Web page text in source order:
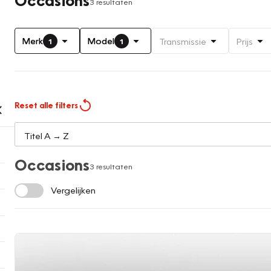
Merk 1 Model 1 Transmissie Prijs
Reset alle filters
Occasions3 resultaten
Vergelijken